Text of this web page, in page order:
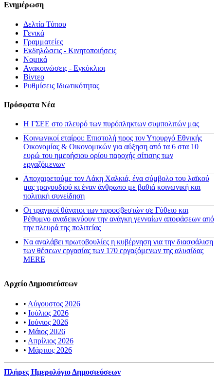
Ενημέρωση
Δελτία Τύπου
Γενικά
Γραμματείες
Εκδηλώσεις - Κινητοποιήσεις
Νομικά
Ανακοινώσεις - Εγκύκλιοι
Βίντεο
Ρυθμίσεις Ιδιωτικότητας
Πρόσφατα Νέα
H ΓΣΕΕ στο πλευρό των πυρόπληκτων συμπολιτών μας
Κοινωνικοί εταίροι: Επιστολή προς τον Υπουργό Εθνικής
Οικονομίας & Οικονομικών για αύξηση από τα 6 στα 10
ευρώ του ημερήσιου ορίου παροχής σίτισης των
εργαζόμενων
Αποχαιρετούμε τον Λάκη Χαλκιά, ένα σύμβολο του λαϊκού
μας τραγουδιού κι έναν άνθρωπο με βαθιά κοινωνική και
πολιτική συνείδηση
Οι τραγικοί θάνατοι των πυροσβεστών σε Γύθειο και
Ρέθυμνο αναδεικνύουν την ανάγκη γενναίων αποφάσεων από
την πλευρά της πολιτείας
Να αναλάβει πρωτοβουλίες η κυβέρνηση για την διασφάλιση
των θέσεων εργασίας των 170 εργαζόμενων της αλυσίδας
MERE
Αρχείο Δημοσιεύσεων
• Αύγουστος 2026
• Ιούλιος 2026
• Ιούνιος 2026
• Μάιος 2026
• Απρίλιος 2026
• Μάρτιος 2026
Πλήρες Ημερολόγιο Δημοσιεύσεων